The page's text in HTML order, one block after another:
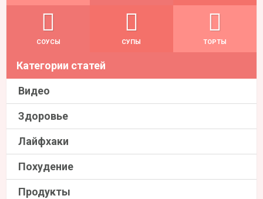
СОУСЫ СУПЫ ТОРТЫ
Категории статей
Видео
Здоровье
Лайфхаки
Похудение
Продукты